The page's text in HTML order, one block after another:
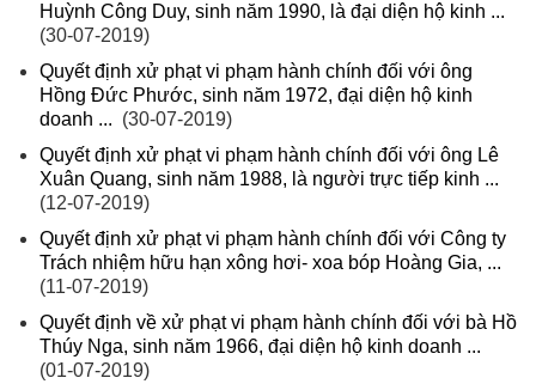
Huỳnh Công Duy, sinh năm 1990, là đại diện hộ kinh ...
(30-07-2019)
Quyết định xử phạt vi phạm hành chính đối với ông
Hồng Đức Phước, sinh năm 1972, đại diện hộ kinh
doanh ... (30-07-2019)
Quyết định xử phạt vi phạm hành chính đối với ông Lê
Xuân Quang, sinh năm 1988, là người trực tiếp kinh ...
(12-07-2019)
Quyết định xử phạt vi phạm hành chính đối với Công ty
Trách nhiệm hữu hạn xông hơi- xoa bóp Hoàng Gia, ...
(11-07-2019)
Quyết định về xử phạt vi phạm hành chính đối với bà Hồ
Thúy Nga, sinh năm 1966, đại diện hộ kinh doanh ...
(01-07-2019)